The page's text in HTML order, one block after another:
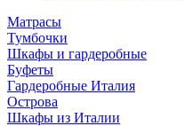
Матрасы
Тумбочки
Шкафы и гардеробные
Буфеты
Гардеробные Италия
Острова
Шкафы из Италии